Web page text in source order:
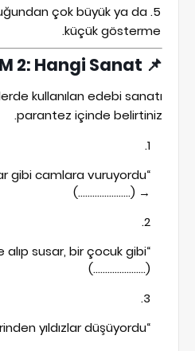
çok büyük ya da
küçük gösterme.
📌
2: Hangi Sanat?
kullanılan edebi sanatı
parantez içinde belirtiniz.
→ (………………….)
(………………….)
“Gözlerinden yıldızlar düşüyordu.” → (………………….)